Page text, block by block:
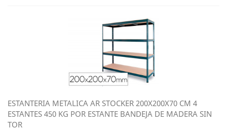
ESTANTERIA METALICA AR STOCKER 200X200X70 CM 4
ESTANTES 450 KG POR ESTANTE BANDEJA DE MADERA SIN
TOR